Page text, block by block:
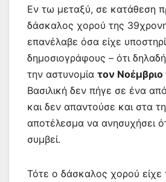
Εν τω μεταξύ, σε κατάθεση
δάσκαλος χορού της
επανέλαβε όσα είχε
δημοσιογράφους – ότι
την αστυνομία τον
Βασιλική δεν πήγε σε ένα
και δεν απαντούσε και στα
αποτέλεσμα να ανησυχήσει
συμβεί.
Τότε ο δάσκαλος χορού είχε